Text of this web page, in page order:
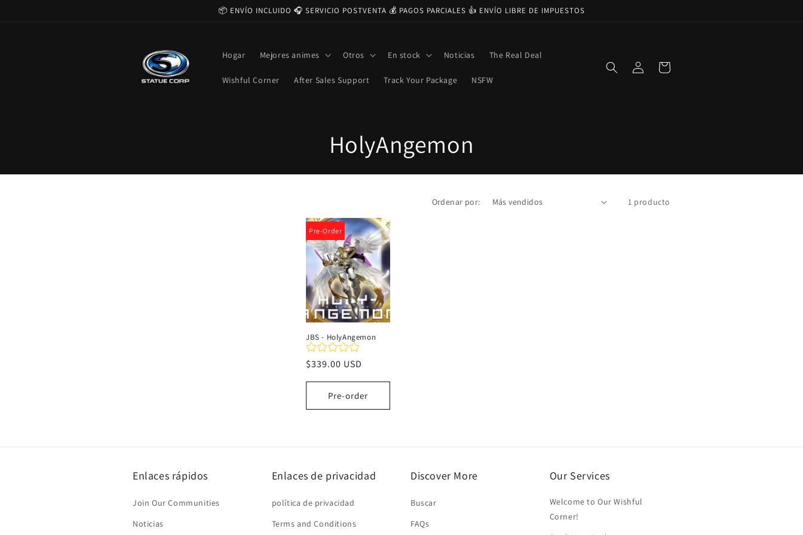
📦 ENVÍO INCLUIDO 🎧 SERVICIO POSTVENTA 💰 PAGOS PARCIALES 👍 ENVÍO LIBRE DE IMPUESTOS
Hogar Mejores animes Otros En stock Noticias The Real Deal
Wishful Corner After Sales Support Track Your Package NSFW
Iniciar
sesión
Carrito
C
o
e
c
c
i
ó
n
HolyAngemon
Ordenar por: 1 producto
Pre-Order
JBS - HolyAngemon
Precio
$339.00 USD
Pre-order
Enlaces rápidos
Join Our Communities
Noticias
Enlaces de privacidad
política de privacidad
Terms and Conditions
Discover More
Buscar
FAQs
Our Services
Welcome to Our Wishful
Corner!